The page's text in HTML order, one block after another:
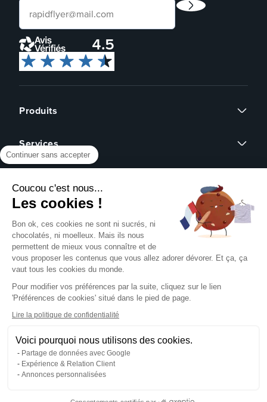
4.5
Produits
Cartes de visite
Affiches
Brochures
Éco-responsable
Express 24h
Services
Devis sur mesure
Revendeurs
Qui sommes-nous ?
Avis clients
Partenariat
Presse
Assistance
Centre d'aide
Formulaire de contact
Rechercher un gabarit
Pack échantillons
Créer mon compte client
Se connecter
Blog
NOUS SUIVRE SUR
Continuer sans accepter
Coucou c'est nous...
Les cookies !
Bon ok, ces cookies ne sont ni sucrés, ni
chocolatés, ni moelleux. Mais ils nous
permettent de mieux vous connaître et de
vous proposer les contenus que vous allez adorer dévorer. Et ça, ça
vaut tous les cookies du monde.
Pour modifier vos préférences par la suite, cliquez sur le lien
'Préférences de cookies' situé dans le pied de page.
Lire la politique de confidentialité
Voici pourquoi nous utilisons des cookies.
Partage de données avec Google
Expérience & Relation Client
Annonces personnalisées